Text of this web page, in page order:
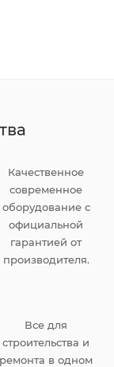
Качественное
современное
оборудование с
официальной
гарантией от
производителя.
Все для
строительства и
ремонта в одном